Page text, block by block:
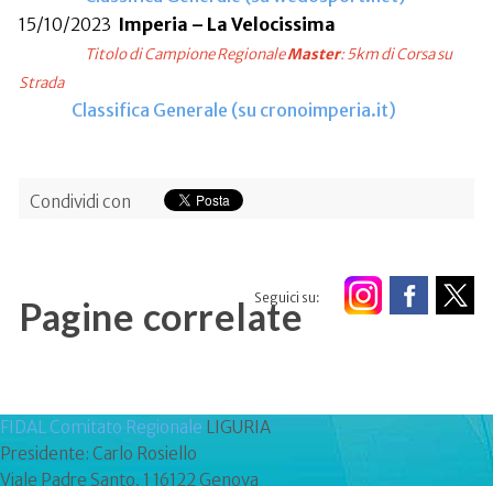
15/10/2023 Imperia – La Velocissima
Titolo di Campione RegionaleMaster: 5km di Corsa su
Strada
Classifica Generale (su cronoimperia.it)
Condividi con
Seguici su:
Pagine correlate
FIDAL Comitato Regionale LIGURIA
Presidente: Carlo Rosiello
Viale Padre Santo, 1 16122 Genova